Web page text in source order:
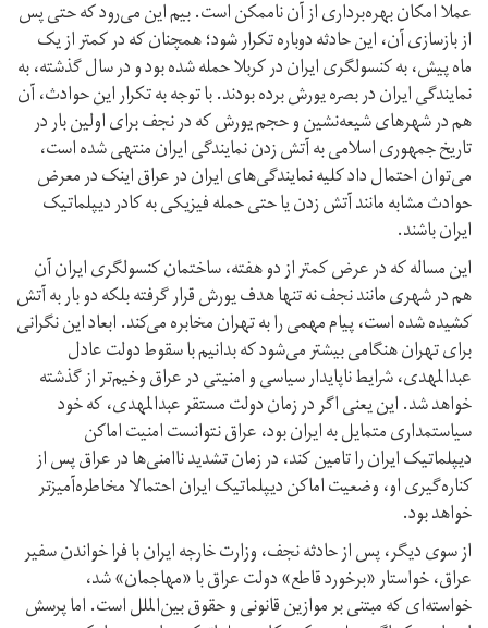
عملا امکان بهره‌برداری از آن ناممکن است. بیم این می‌رود که حتی پس
از بازسازی آن، این حادثه دوباره تکرار شود؛ همچنان که در کمتر از یک
ماه پیش، به کنسولگری ایران در کربلا حمله شده بود و در سال گذشته، به
نمایندگی ایران در بصره یورش برده بودند. با توجه به تکرار این حوادث، آن
هم در شهرهای شیعه‌نشین و حجم یورش که در نجف برای اولین بار در
تاریخ جمهوری اسلامی به آتش زدن نمایندگی ایران منتهی شده است،
می‌توان احتمال داد کلیه نمایندگی‌های ایران در عراق اینک در معرض
حوادث مشابه مانند آتش زدن یا حتی حمله فیزیکی به کادر دیپلماتیک
ایران باشند.
این مساله که در عرض کمتر از دو هفته، ساختمان کنسولگری ایران آن
هم در شهری مانند نجف نه تنها هدف یورش قرار گرفته بلکه دو بار به آتش
کشیده شده است، پیام مهمی را به تهران مخابره می‌کند. ابعاد این نگرانی
برای تهران هنگامی بیشتر می‌شود که بدانیم با سقوط دولت عادل
عبدالمهدی، شرایط ناپایدار سیاسی و امنیتی در عراق وخیم‌تر از گذشته
خواهد شد. این یعنی اگر در زمان دولت مستقر عبدالمهدی، که خود
سیاستمداری متمایل به ایران بود، عراق نتوانست امنیت اماکن
دیپلماتیک ایران را تامین کند، در زمان تشدید ناامنی‌ها در عراق پس از
کناره‌گیری او، وضعیت اماکن دیپلماتیک ایران احتمالا مخاطره‌آمیزتر
خواهد بود.
از سوی دیگر، پس از حادثه نجف، وزارت خارجه ایران با فرا خواندن سفیر
عراق، خواستار «برخورد قاطع» دولت عراق با «مهاجمان» شد،
خواسته‌ای که مبتنی بر موازین قانونی و حقوق بین‌الملل است. اما پرسش